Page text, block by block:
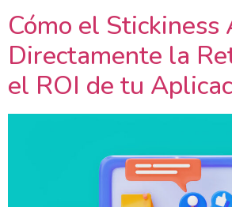
Cómo el Stickiness
Directamente la
el ROI de tu